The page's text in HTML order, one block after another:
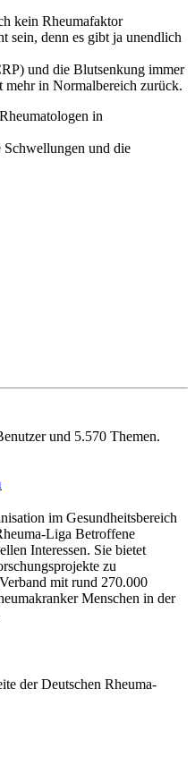
kein Rheumafaktor
sein, denn es gibt ja unendlich
und die Blutsenkung immer
mehr in Normalbereich zurück.
in
und die
und 5.570 Themen.
im Gesundheitsbereich
Liga Betroffene
Interessen. Sie bietet
zu
mit rund 270.000
Menschen in der
der Deutschen Rheuma-